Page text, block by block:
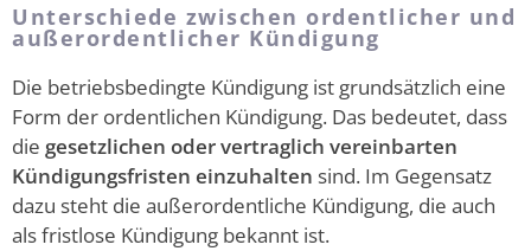
Unterschiede zwischen ordentlicher und
außerordentlicher Kündigung
Die betriebsbedingte Kündigung ist grundsätzlich eine
Form der ordentlichen Kündigung. Das bedeutet, dass
die gesetzlichen oder vertraglich vereinbarten
Kündigungsfristen einzuhalten sind. Im Gegensatz
dazu steht die außerordentliche Kündigung, die auch
als fristlose Kündigung bekannt ist.